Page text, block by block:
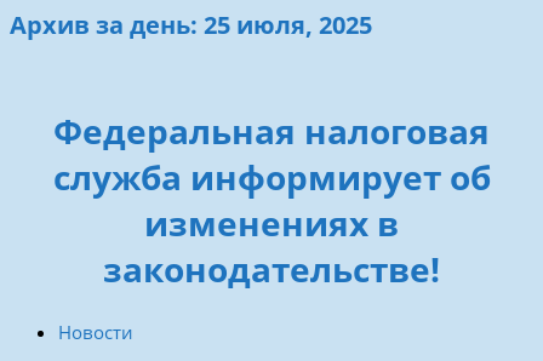
Архив за день: 25 июля, 2025
Федеральная налоговая
служба информирует об
изменениях в
законодательстве!
Новости